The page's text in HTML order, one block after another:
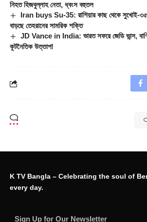
নিহত হিজবুল্লাহ নেতা, ধ্বংস বহুতল
Iran buys Su-35: রাশিয়ার কাছ থেকে সুখোই-৩৫
বাড়ছে তেহরানের সামরিক শক্তি
JD Vance in India: ভারত সফরে জেডি ভান্স,
কূটনৈতিক উত্তাপ!
K TV Bangla – Celebrating the soul of
every day.
Sign Up for Our Newsletter